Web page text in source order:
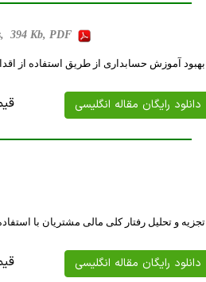
394 Kb, PDF
بهبود آموزش حسابداری از طریق استفاده از
دانلود رایگان مقاله انگلیسی
تجزیه و تحلیل رفتار کلی مالی مشتریان با
دانلود رایگان مقاله انگلیسی